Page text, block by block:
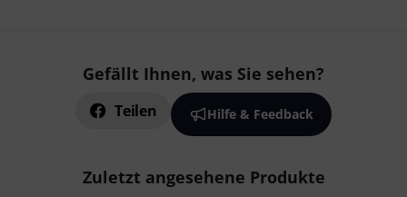
Gefällt Ihnen, was Sie sehen?
Teilen Hilfe & Feedback
Zuletzt angesehene Produkte